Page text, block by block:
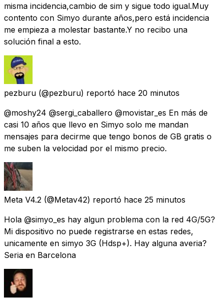
misma incidencia,cambio de sim y sigue todo igual.Muy
contento con Simyo durante años,pero está incidencia
me empieza a molestar bastante.Y no recibo una
solución final a esto.
pezburu (@pezburu) reportó hace 20 minutos
@moshy24 @sergi_caballero @movistar_es En más de
casi 10 años que llevo en Simyo solo me mandan
mensajes para decirme que tengo bonos de GB gratis o
me suben la velocidad por el mismo precio.
Meta V4.2 (@Metav42) reportó hace 25 minutos
Hola @simyo_es hay algun problema con la red 4G/5G?
Mi dispositivo no puede registrarse en estas redes,
unicamente en simyo 3G (Hdsp+). Hay alguna averia?
Seria en Barcelona